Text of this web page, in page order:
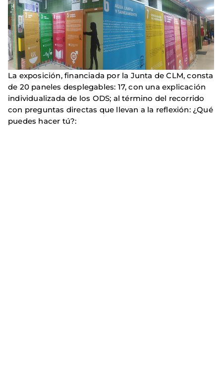
La exposición, financiada por la Junta de CLM, consta
de 20 paneles desplegables: 17, con una explicación
individualizada de los ODS; al término del recorrido
con preguntas directas que llevan a la reflexión: ¿Qué
puedes hacer tú?: